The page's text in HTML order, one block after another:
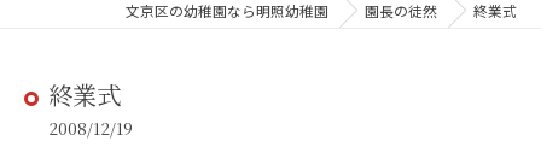
文京区の幼稚園なら明照幼稚園 園長の徒然 終業式
終業式
2008/12/19